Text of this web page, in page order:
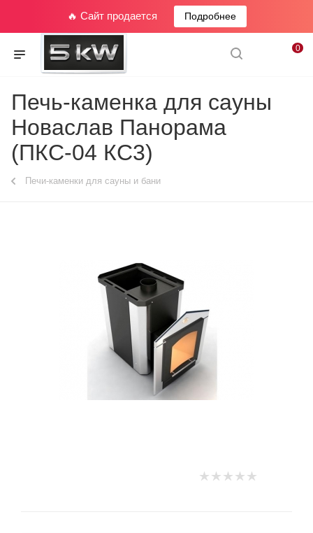
🔥 Сайт продается Подробнее
0
Печь-каменка для сауны
Новаслав Панорама
(ПКС-04 КС3)
Печи-каменки для сауны и бани